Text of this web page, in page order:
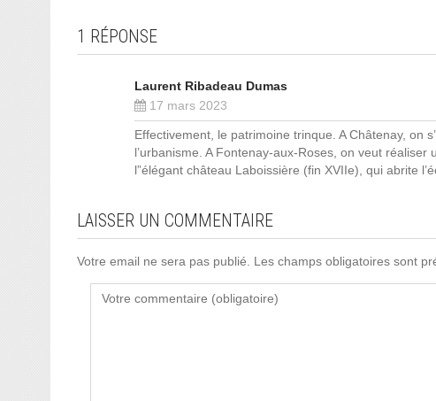
1 RÉPONSE
Laurent Ribadeau Dumas
17 mars 2023
Effectivement, le patrimoine trinque. A Châtenay, on
l’urbanisme. A Fontenay-aux-Roses, on veut
l”élégant château Laboissière (fin XVIIe), qui abrite
LAISSER UN COMMENTAIRE
Votre email ne sera pas publié. Les champs obligatoires sont